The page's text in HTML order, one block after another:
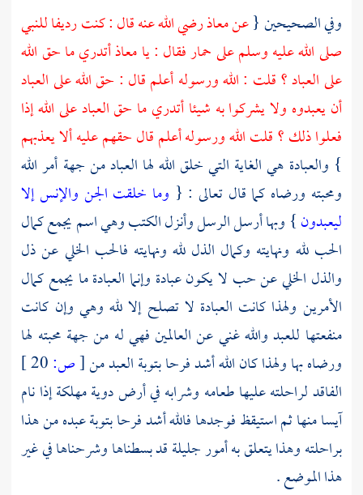
وفي الصحيحين {عنمعاذرضي الله عنه قال : كنت رديفا للنبي
صلى الله عليه وسلم على حمار فقال : يامعاذأتدري ما حق الله
على العباد ؟ قلت : الله ورسوله أعلم قال : حق الله على العباد
أن يعبدوه ولا يشركوا به شيئا أتدري ما حق العباد على الله إذا
فعلوا ذلك ؟ قلت الله ورسوله أعلم قال حقهم عليه ألا يعذبهم
} والعبادة هي الغاية التي خلق الله لها العباد من جهة أمر الله
ومحبته ورضاه كما قال تعالى : { وما خلقت الجن والإنس إلا
ليعبدون} وبها أرسل الرسل وأنزل الكتب وهي اسم يجمع كمال
الحب لله ونهايته وكمال الذل لله ونهايته فالحب الخلي عن ذل
والذل الخلي عن حب لا يكون عبادة وإنما العبادة ما يجمع كمال
الأمرين ولهذا كانت العبادة لا تصلح إلا لله وهي وإن كانت
منفعتها للعبد والله غني عن العالمين فهي له من جهة محبته لها
ورضاه بها ولهذا كان الله أشد فرحا بتوبة العبد من[ص:
الفاقد لراحلته عليها طعامه وشرابه في أرض دوية مهلكة إذا نام
آيسا منها ثم استيقظ فوجدها فالله أشد فرحا بتوبة عبده من هذا
براحلته وهذا يتعلق به أمور جليلة قد بسطناها وشرحناها في غير
هذا الموضع .